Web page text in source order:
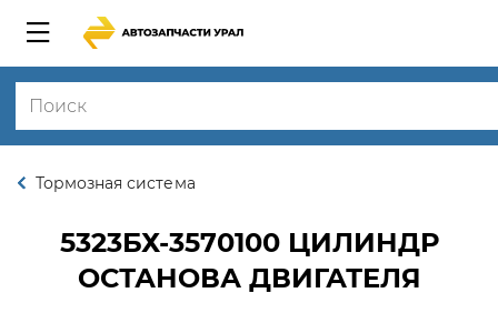
Тормозная система
5323БХ-3570100ЦИЛИНДР
ОСТАНОВА ДВИГАТЕЛЯ